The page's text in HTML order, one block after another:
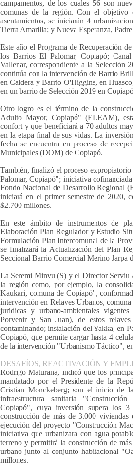
campamentos, de los cuales 56 son
comunas de la región. Con el objetivo
asentamientos, se iniciarán 4
Tierra Amarilla; y Nueva Esperanza,
Este año el Programa de Recuperación
los Barrios El Palomar, Copiapó;
Vallenar, correspondiente a la Selección
continúa con la intervención de Barrio
en Caldera y Barrio O'Higgins, en
en un barrio de Selección 2019 en
Otro logro es el término de la
Adulto Mayor, Copiapó" (ELEAM),
confort y que beneficiará a 70 adultos
en la etapa final de sus vidas. La
fecha se encuentra en proceso de
Municipales (DOM) de Copiapó.
También, finalizó el proceso
Palomar, Copiapó"; iniciativa
Fondo Nacional de Desarrollo Regional
iniciará en el primer semestre de 2020,
$2.700 millones.
En este ámbito de instrumentos de
Elaboración Plan Regulador y Estudio
Formulación Plan Intercomunal de la
se finalizará la Actualización del Plan
Seccional Barrio Comercial Merino Jarpa
La Seremi Minvu (S) y el Director Serviu
la región como, por ejemplo, la
Kaukari, comuna de Copiapó",
intervención en Relaves Urbanos,
jurídicas y urbano-ambientales
Porvenir y San Juan), de estos
contaminando; instalación del Yakka, en
Copiapó, que permite cargar hasta 4
de la intervención "Urbanismo Táctico",
DESAFÍOS, REACTIVACIÓN Y
Rodrigo Maturana, indicó que los
mandatado por el Presidente de la
Cristián Monckeberg; son el inicio de
infraestructura sanitaria
Copiapó", cuya inversión supera los
construcción de más de 3.000
ejecución del proyecto "Construcción
iniciativa que urbanizará con agua
terreno y permitirá la construcción de
urbano junto al conjunto habitacional
millones.